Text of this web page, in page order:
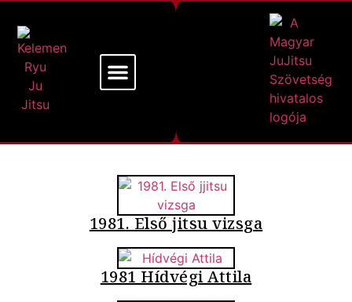
1981. Első jitsu vizsga
1981 Hídvégi Attila